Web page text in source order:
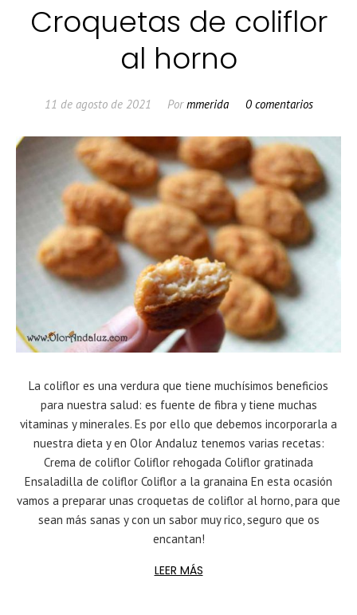
Croquetas de coliflor
al horno
11 de agosto de 2021 Pormmerida 0 comentarios
La coliflor es una verdura que tiene muchísimos beneficios
para nuestra salud: es fuente de fibra y tiene muchas
vitaminas y minerales. Es por ello que debemos incorporarla a
nuestra dieta y en Olor Andaluz tenemos varias recetas:
Crema de coliflor Coliflor rehogada Coliflor gratinada
Ensaladilla de coliflor Coliflor a la granaina En esta ocasión
vamos a preparar unas croquetas de coliflor al horno, para que
sean más sanas y con un sabor muy rico, seguro que os
encantan!
LEER MÁS